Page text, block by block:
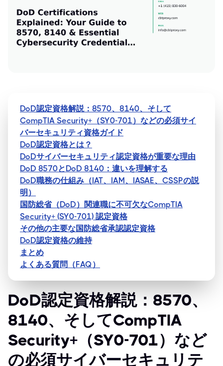
DoD認定資格解説：8570、8140、そして
CompTIA Security+（SY0-701）などの必須サイ
バーセキュリティ資格ガイド
DoD認定資格とは？
DoDサイバーセキュリティ認定資格が重要な理由
DoD 8570とDoD 8140：違いを理解する
DoD職務の仕組み（IAT、IAM、IASAE、CSSPの説
明）
国防総省（DoD）関連職に不可欠なCompTIA
Security+ (SY0-701) 認定資格
その他の主要な国防総省承認認定資格
DoD認定資格の維持
まとめ
よくある質問（FAQ）
DoD認定資格解説：8570、
8140、そしてCompTIA
Security+（SY0-701）など
の必須サイバーセキュリテ